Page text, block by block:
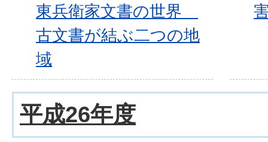
東兵衛家文書の世界
古文書が結ぶ二つの地
域
平成26年度